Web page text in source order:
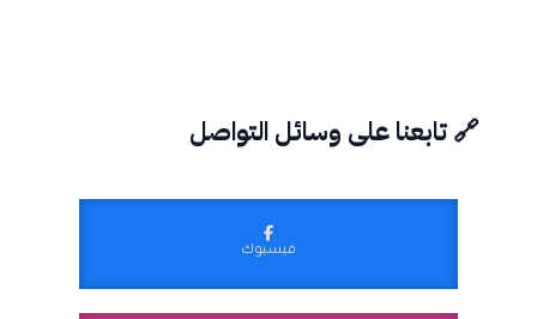
🔗 تابعنا على وسائل التواصل
فيسبوك